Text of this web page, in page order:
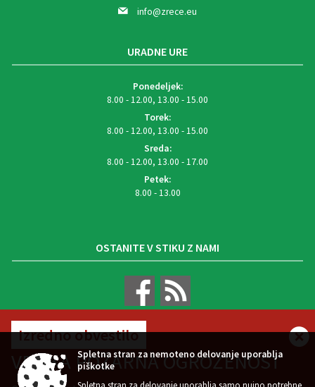
Izredno obvestilo
VELIKA POŽARNA OGROŽENOST
info@zrece.eu
URADNE URE
Ponedeljek:
8.00 - 12.00, 13.00 - 15.00
Torek:
8.00 - 12.00, 13.00 - 15.00
Sreda:
8.00 - 12.00, 13.00 - 17.00
Petek:
8.00 - 13.00
OSTANITE V STIKU Z NAMI
Spletna stran za nemoteno delovanje uporablja
piškotke